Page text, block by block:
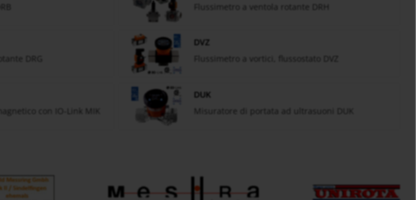
Flussimetro a ventola rotante DRH
DRG
DVZ
Flussimetro a vortici, flussostato DVZ
con IO-Link MIK
DUK
Misuratore di portata ad ultrasuoni DUK